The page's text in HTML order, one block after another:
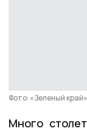
Фото: «Зеленый край»
Много